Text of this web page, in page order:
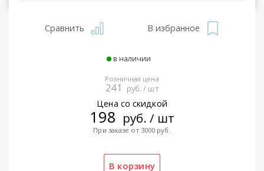
Сравнить В избранное
в наличии
Розничная цена
241 руб. / шт
Цена со скидкой
198 руб. / шт
При заказе от 3000 руб.